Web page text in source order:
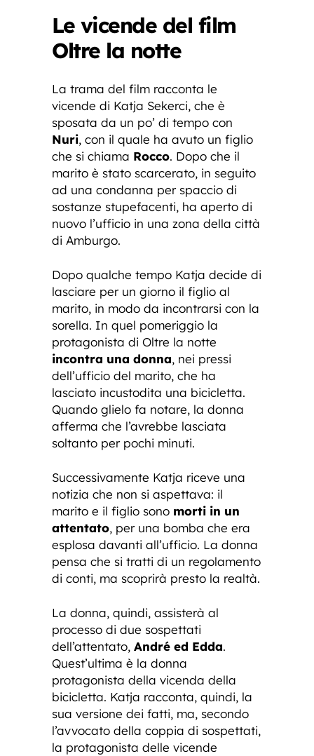
Le vicende del film
Oltre la notte
La trama del film racconta le
vicende di Katja Sekerci, che è
sposata da un po’ di tempo con
Nuri, con il quale ha avuto un figlio
che si chiama Rocco. Dopo che il
marito è stato scarcerato, in seguito
ad una condanna per spaccio di
sostanze stupefacenti, ha aperto di
nuovo l’ufficio in una zona della città
di Amburgo.
Dopo qualche tempo Katja decide di
lasciare per un giorno il figlio al
marito, in modo da incontrarsi con la
sorella. In quel pomeriggio la
protagonista di Oltre la notte
incontra una donna, nei pressi
dell’ufficio del marito, che ha
lasciato incustodita una bicicletta.
Quando glielo fa notare, la donna
afferma che l’avrebbe lasciata
soltanto per pochi minuti.
Successivamente Katja riceve una
notizia che non si aspettava: il
marito e il figlio sono morti in un
attentato, per una bomba che era
esplosa davanti all’ufficio. La donna
pensa che si tratti di un regolamento
di conti, ma scoprirà presto la realtà.
La donna, quindi, assisterà al
processo di due sospettati
dell’attentato, André ed Edda.
Quest’ultima è la donna
protagonista della vicenda della
bicicletta. Katja racconta, quindi, la
sua versione dei fatti, ma, secondo
l’avvocato della coppia di sospettati,
la protagonista delle vicende